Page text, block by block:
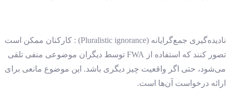
نادیده‌گیری جمع‌گرایانه (Pluralistic ignorance) : کارکنان ممکن است
تصور کنند که استفاده از FWA توسط دیگران موضوعی منفی تلقی
می‌شود، حتی اگر واقعیت چیز دیگری باشد. این موضوع مانعی برای
ارائه درخواست آن‌ها است.